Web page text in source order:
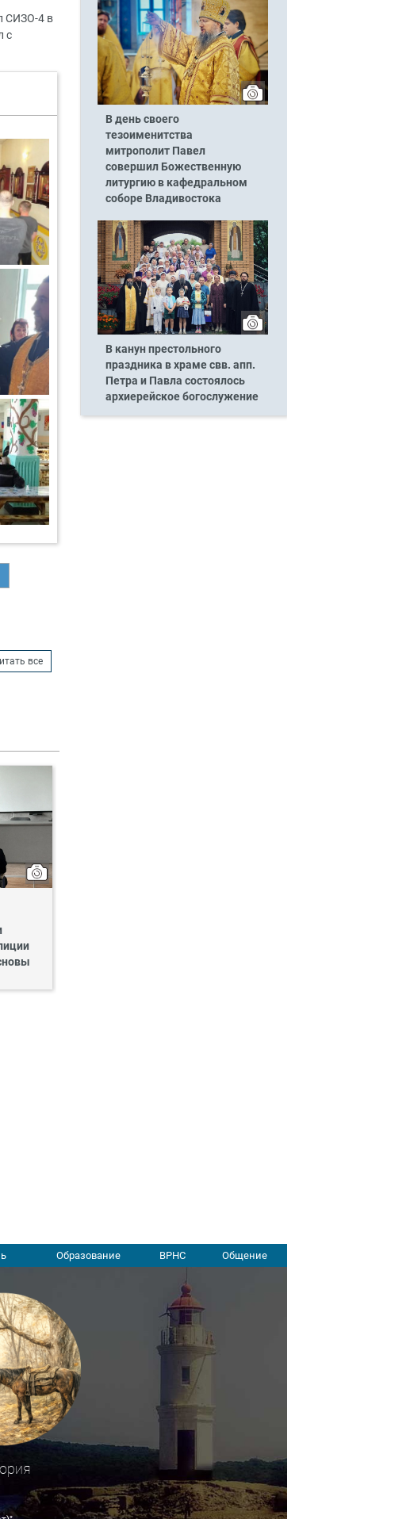
СИЗО-4 в
с
все
В день своего
тезоименитства
митрополит Павел
совершил Божественную
литургию в кафедральном
соборе Владивостока
В канун престольного
праздника в храме свв. апп.
Петра и Павла состоялось
архиерейское богослужение
Образование ВРНС Общение